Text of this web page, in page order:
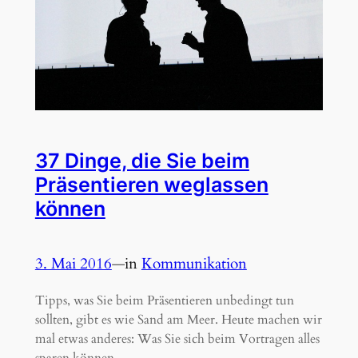
37 Dinge, die Sie beim
Präsentieren weglassen
können
3. Mai 2016—inKommunikation
Tipps, was Sie beim Präsentieren unbedingt tun
sollten, gibt es wie Sand am Meer. Heute machen wir
mal etwas anderes: Was Sie sich beim Vortragen alles